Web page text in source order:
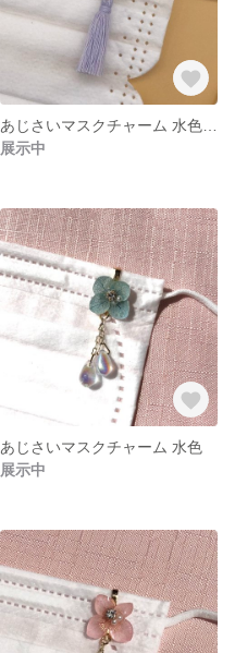
展示中
あじさいマスクチャーム 水色
展示中